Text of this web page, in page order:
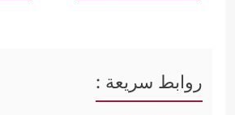
روابط سريعة :